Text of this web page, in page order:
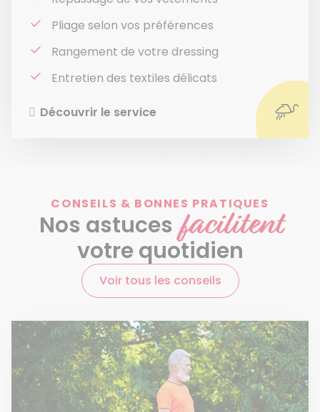
Pliage selon vos préférences
Rangement de votre dressing
Entretien des textiles délicats
Découvrir le service
CONSEILS & BONNES PRATIQUES
Nos astucesfacilitent
votre quotidien
Voir tous les conseils